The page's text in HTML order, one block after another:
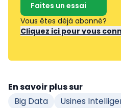
Faites un essai
Vous êtes déjà abonné?
Cliquez ici pour vous
En savoir plus sur
Big Data
Usines